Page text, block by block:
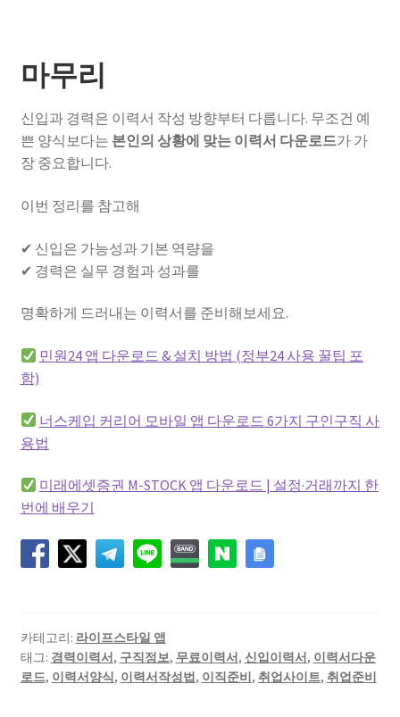
마무리
신입과 경력은 이력서 작성 방향부터 다릅니다. 무조건 예
쁜 양식보다는 본인의 상황에 맞는 이력서 다운로드가 가
장 중요합니다.
이번 정리를 참고해
✔ 신입은 가능성과 기본 역량을
✔ 경력은 실무 경험과 성과를
명확하게 드러내는 이력서를 준비해보세요.
민원24 앱 다운로드 & 설치 방법 (정부24 사용 꿀팁 포
함)
너스케입 커리어 모바일 앱 다운로드 6가지 구인구직 사
용법
미래에셋증권 M-STOCK 앱 다운로드 | 설정·거래까지 한
번에 배우기
카테고리: 라이프스타일 앱
태그: 경력이력서, 구직정보, 무료이력서, 신입이력서, 이력서다운
로드, 이력서양식, 이력서작성법, 이직준비, 취업사이트, 취업준비